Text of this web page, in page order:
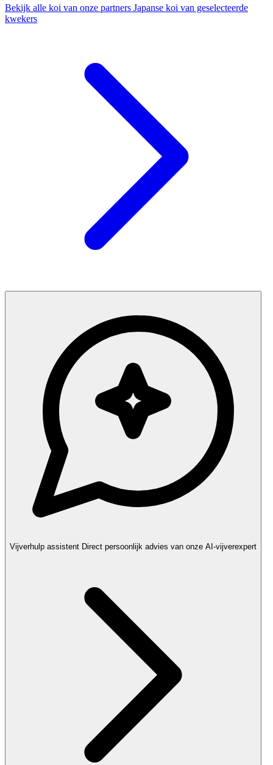
Bekijk alle koi van onze partners Japanse koi van geselecteerde
kwekers
Vijverhulp assistent Direct persoonlijk advies van onze AI-vijverexpert